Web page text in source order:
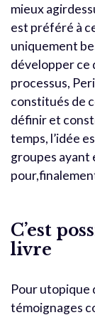
mieux
est préféré à
uniquement
développer ce
processus,
constitués de
définir et
temps, l’idée
groupes ayant
C’est
livre
Pour utopique
témoignages